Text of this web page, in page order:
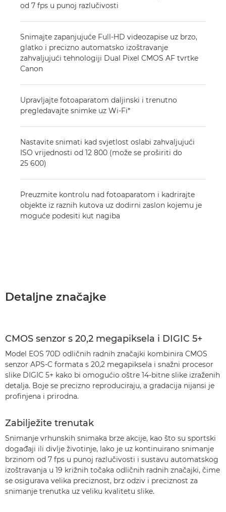
od 7 fps u punoj razlučivosti
Snimajte zapanjujuće Full-HD videozapise uz brzo,
glatko i precizno automatsko izoštravanje
zahvaljujući tehnologiji Dual Pixel CMOS AF tvrtke
Canon
Upravljajte fotoaparatom daljinski i trenutno
pregledavajte snimke uz Wi-Fi*
Nastavite snimati kad svjetlost oslabi zahvaljujući
ISO vrijednosti od 12 800 (može se proširiti do
25 600)
Preuzmite kontrolu nad fotoaparatom i kadrirajte
objekte iz raznih kutova uz dodirni zaslon kojemu je
moguće podesiti kut nagiba
Detaljne značajke
CMOS senzor s 20,2 megapiksela i DIGIC 5+
Model EOS 70D odličnih radnih značajki kombinira CMOS
senzor APS-C formata s 20,2 megapiksela i snažni procesor
slike DIGIC 5+ kako bi omogućio oštre 14-bitne slike izraženih
detalja. Boje se precizno reproduciraju, a gradacija nijansi je
profinjena i prirodna.
Zabilježite trenutak
Snimanje vrhunskih snimaka brze akcije, kao što su sportski
događaji ili divlje životinje, lako je uz kontinuirano snimanje
brzinom od 7 fps u punoj razlučivosti i sustavu automatskog
izoštravanja u 19 križnih točaka odličnih radnih značajki, čime
se osigurava velika preciznost, brz odziv i preciznost za
snimanje trenutka uz veliku kvalitetu slike.